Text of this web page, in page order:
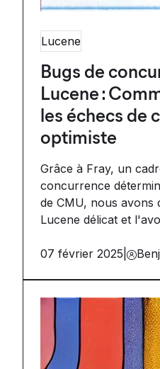
Lucene
Bugs de
Lucene :
les échecs de
optimiste
Grâce à Fray, un
concurrence
de CMU, nous avons
Lucene délicat et
07 février 2025